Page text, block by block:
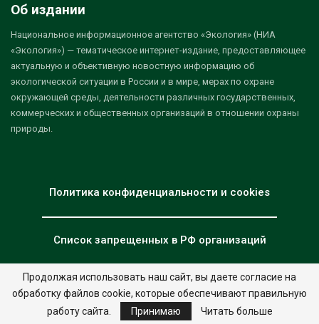
Об издании
Национальное информационное агентство «Экология» (НИА
«Экология») — тематическое интернет-издание, предоставляющее
актуальную и объективную новостную информацию об
экологической ситуации в России и в мире, мерах по охране
окружающей среды, деятельности различных государственных,
коммерческих и общественных организаций в отношении охраны
природы.
Политика конфиденциальности и cookies
Список запрещенных в РФ организаций
© 2026 - НИА "Экология". Все права защищены. Дизайн:nia.eco
Продолжая использовать наш сайт, вы даете согласие на
обработку файлов cookie, которые обеспечивают правильную
работу сайта.
Принимаю Читать больше